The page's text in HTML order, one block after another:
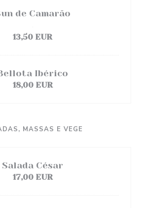
de Camarão
.
13,50 EUR
Ibérico
18,00 EUR
MASSAS E VEGE
Salada César
17,00 EUR